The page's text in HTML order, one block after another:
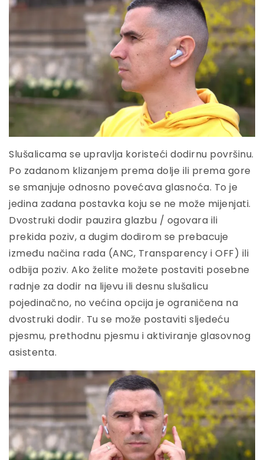
Slušalicama se upravlja koristeći dodirnu površinu.
Po zadanom klizanjem prema dolje ili prema gore
se smanjuje odnosno povećava glasnoća. To je
jedina zadana postavka koju se ne može mijenjati.
Dvostruki dodir pauzira glazbu / ogovara ili
prekida poziv, a dugim dodirom se prebacuje
između načina rada (ANC, Transparency i OFF) ili
odbija poziv. Ako želite možete postaviti posebne
radnje za dodir na lijevu ili desnu slušalicu
pojedinačno, no većina opcija je ograničena na
dvostruki dodir. Tu se može postaviti sljedeću
pjesmu, prethodnu pjesmu i aktiviranje glasovnog
asistenta.